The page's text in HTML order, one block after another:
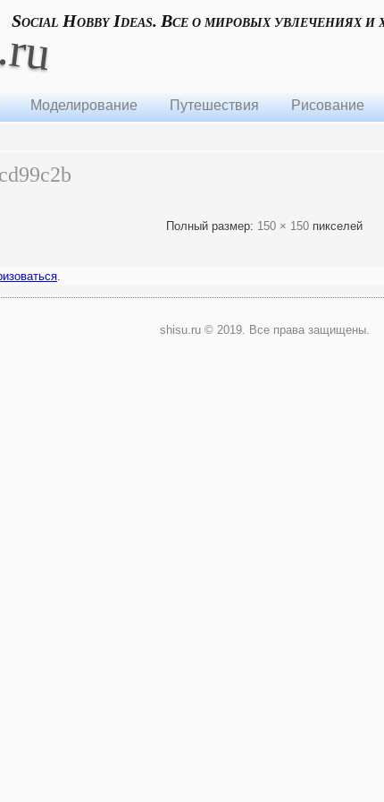
Social Hobby Ideas. Все о мировых увлечениях
Моделирование Путешествия Рисование
Полный размер: 150 × 150 пикселей
.
shisu.ru © 2019. Все права защищены.